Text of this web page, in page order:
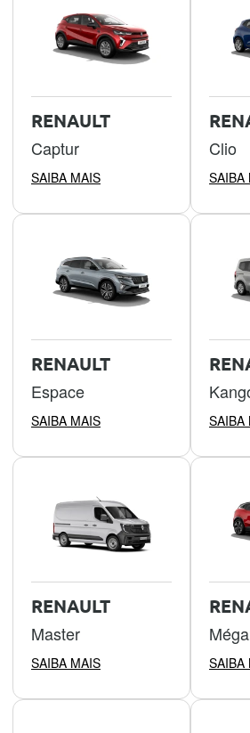
RENAULT
Captur
SAIBA MAIS
Clio
SAIBA
RENAULT
Espace
SAIBA MAIS SAIBA
RENAULT
Master
SAIBA MAIS SAIBA